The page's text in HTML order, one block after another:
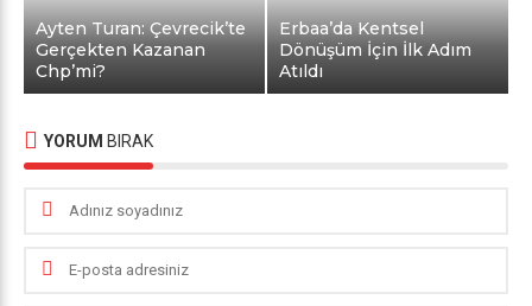
Ayten Turan: Çevrecik’te
Gerçekten Kazanan
Chp’mi?
Erbaa’da Kentsel
Dönüşüm İçin İlk Adım
Atıldı
YORUM BIRAK